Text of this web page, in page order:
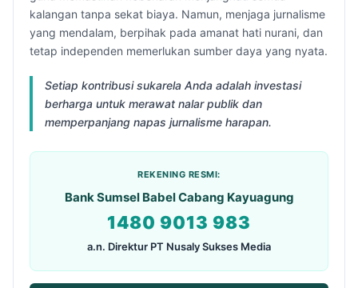
kalangan tanpa sekat biaya. Namun, menjaga jurnalisme
yang mendalam, berpihak pada amanat hati nurani, dan
tetap independen memerlukan sumber daya yang nyata.
Setiap kontribusi sukarela Anda adalah investasi
berharga untuk merawat nalar publik dan
memperpanjang napas jurnalisme harapan.
REKENING RESMI:
Bank Sumsel Babel Cabang Kayuagung
1480 9013 983
a.n. Direktur PT Nusaly Sukses Media